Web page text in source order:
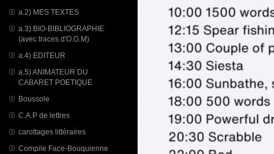
a.2) MES TEXTES
a.3) BIO-BIBLIOGRAPHIE
(avec traces d'O.G.M)
a.4) EDITEUR
a.5) ANIMATEUR DU
CABARET POETIQUE
Boussole
C.A.P de lettres
carottages littéraires
Compile Face-Bouquienne